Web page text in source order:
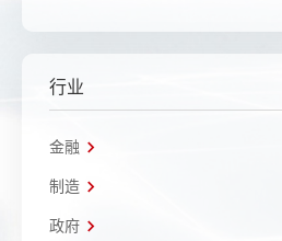
行业
金融
制造
政府